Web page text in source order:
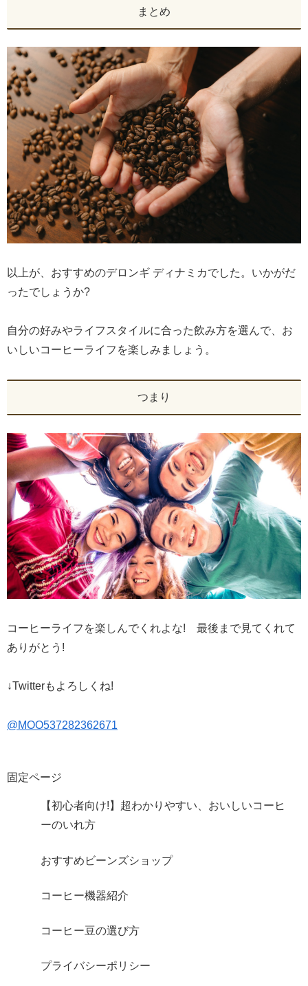
まとめ
以上が、おすすめのデロンギ ディナミカでした。いかがだ
ったでしょうか?
自分の好みやライフスタイルに合った飲み方を選んで、お
いしいコーヒーライフを楽しみましょう。
つまり
コーヒーライフを楽しんでくれよな! 最後まで見てくれて
ありがとう!
↓Twitterもよろしくね!
@MOO537282362671
固定ページ
【初心者向け!】超わかりやすい、おいしいコーヒ
ーのいれ方
おすすめビーンズショップ
コーヒー機器紹介
コーヒー豆の選び方
プライバシーポリシー